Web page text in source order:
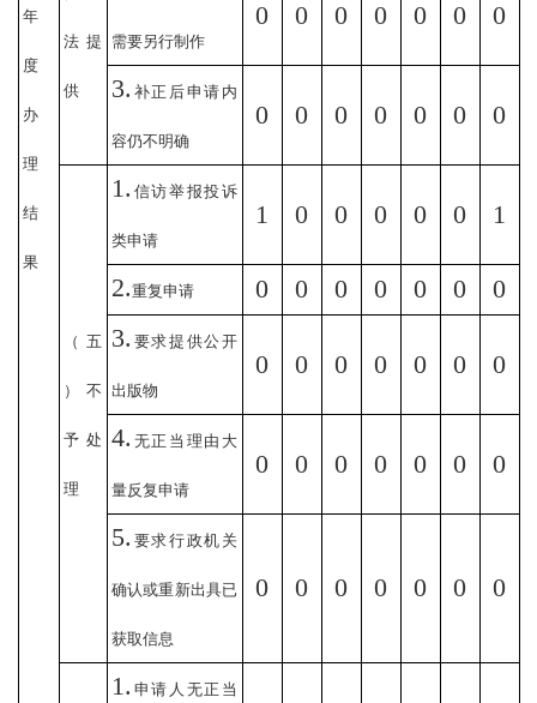
年
度
办
理
结
果
法提
供
需要另行制作
0 0 0 0 0 0 0
3. 补正后申请内
容仍不明确
0 0 0 0 0 0 0
（五
）不
予处
理
1. 信访举报投诉
类申请
1 0 0 0 0 0 1
2.重复申请 0 0 0 0 0 0
0
3. 要求提供公开
出版物
0 0 0 0 0 0 0
4. 无正当理由大
量反复申请
0 0 0 0 0 0 0
5. 要求行政机关
确认或重新出具已
获取信息
0 0 0 0 0 0 0
1. 申请人无正当